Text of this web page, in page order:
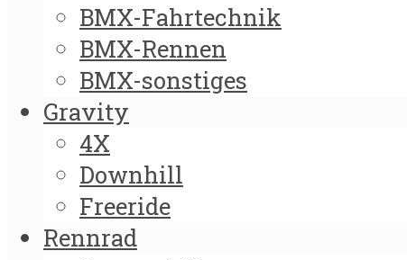
BMX-Fahrtechnik
BMX-Rennen
BMX-sonstiges
Gravity
4X
Downhill
Freeride
Rennrad